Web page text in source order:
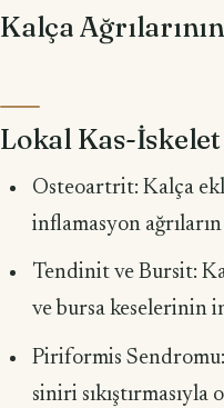
Kalça
Lokal Kas-
Osteoartrit: Kalça
inflamasyon
Tendinit ve Bursit:
ve bursa keselerinin
Piriformis
siniri sıkıştırmasıyla